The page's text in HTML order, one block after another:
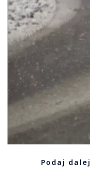
Podaj dalej